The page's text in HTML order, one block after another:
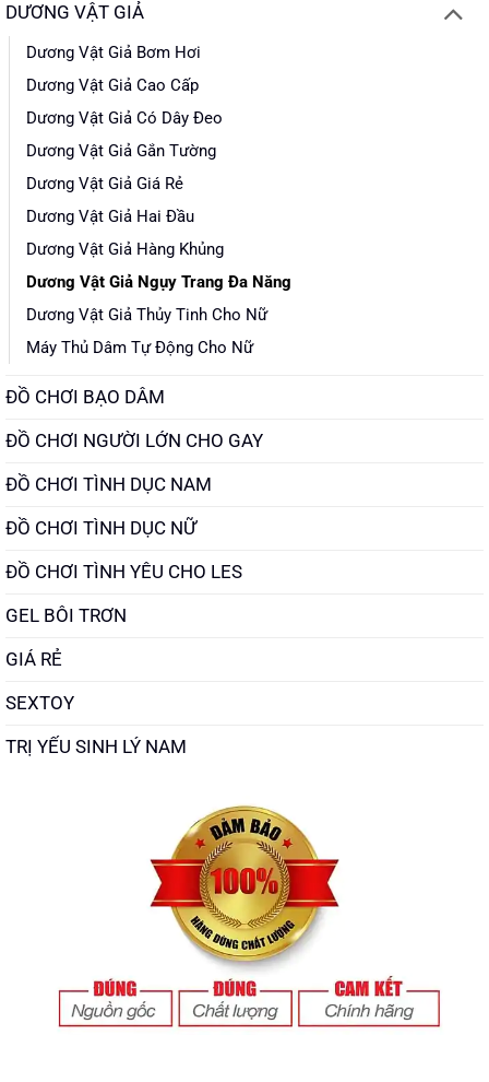
DƯƠNG VẬT GIẢ
Dương Vật Giả Bơm Hơi
Dương Vật Giả Cao Cấp
Dương Vật Giả Có Dây Đeo
Dương Vật Giả Gắn Tường
Dương Vật Giả Giá Rẻ
Dương Vật Giả Hai Đầu
Dương Vật Giả Hàng Khủng
Dương Vật Giả Ngụy Trang Đa Năng
Dương Vật Giả Thủy Tinh Cho Nữ
Máy Thủ Dâm Tự Động Cho Nữ
ĐỒ CHƠI BẠO DÂM
ĐỒ CHƠI NGƯỜI LỚN CHO GAY
ĐỒ CHƠI TÌNH DỤC NAM
ĐỒ CHƠI TÌNH DỤC NỮ
ĐỒ CHƠI TÌNH YÊU CHO LES
GEL BÔI TRƠN
GIÁ RẺ
SEXTOY
TRỊ YẾU SINH LÝ NAM